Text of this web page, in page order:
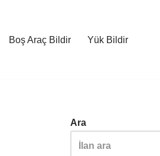
Boş Araç Bildir Yük Bildir
Ara